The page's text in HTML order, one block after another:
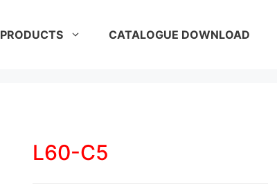
PRODUCTS CATALOGUE DOWNLOAD
L60-C5